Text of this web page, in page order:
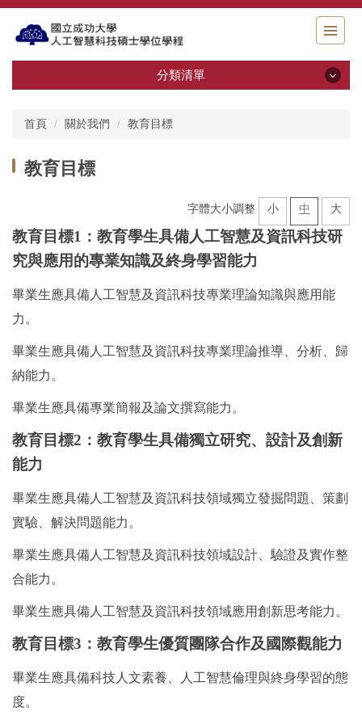
跳
主
要
分類清單
活動花絮
相關規章
首頁 關於我們 教育目標
教育目標
字體大小調整 小 中 大
教育目標1：教育學生具備人工智慧及資訊科技研
究與應用的專業知識及終身學習能力
畢業生應具備人工智慧及資訊科技專業理論知識與應用能
力。
畢業生應具備人工智慧及資訊科技專業理論推導、分析、歸
納能力。
畢業生應具備專業簡報及論文撰寫能力。
教育目標2：教育學生具備獨立研究、設計及創新
能力
畢業生應具備人工智慧及資訊科技領域獨立發掘問題、策劃
實驗、解決問題能力。
畢業生應具備人工智慧及資訊科技領域設計、驗證及實作整
合能力。
畢業生應具備人工智慧及資訊科技領域應用創新思考能力。
教育目標3：教育學生優質團隊合作及國際觀能力
畢業生應具備科技人文素養、人工智慧倫理與終身學習的態
度。